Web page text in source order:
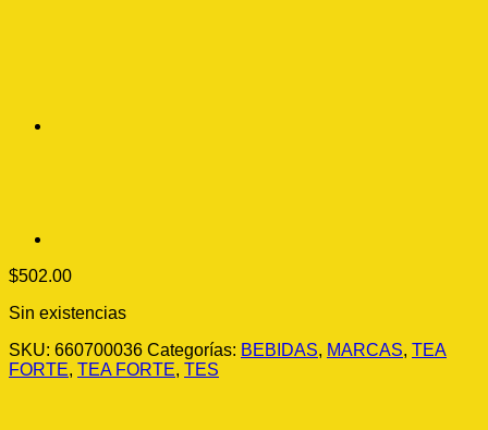
$502.00
Sin existencias
SKU: 660700036 Categorías: BEBIDAS, MARCAS, TEA
FORTE, TEA FORTE, TES